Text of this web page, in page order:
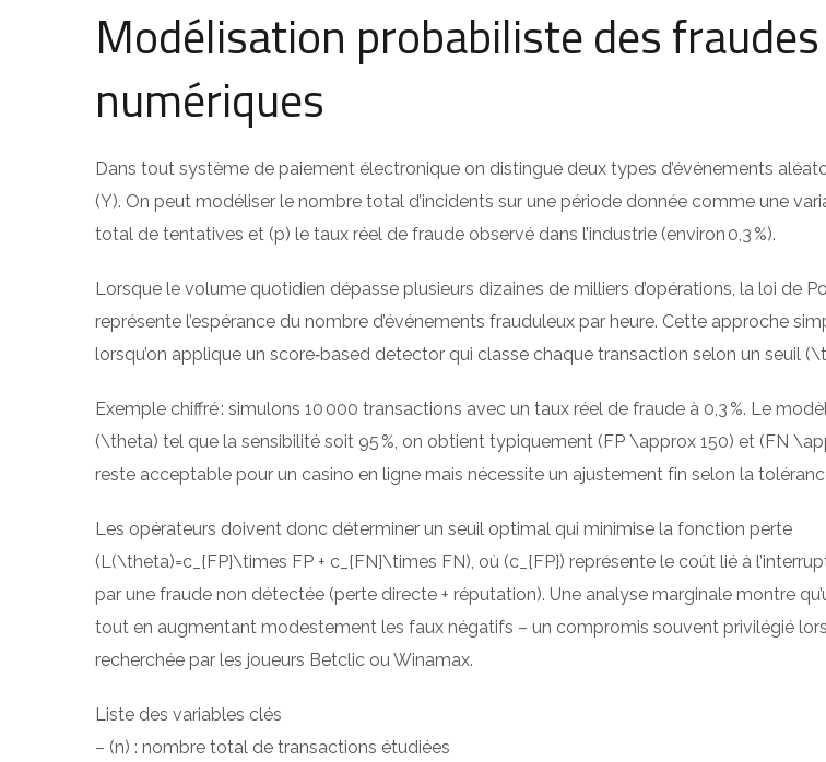
Modélisation probabiliste des
numériques
Dans tout système de paiement électronique on distingue deux types d’événements
(Y). On peut modéliser le nombre total d’incidents sur une période donnée comme une
total de tentatives et (p) le taux réel de fraude observé dans l’industrie (environ 0,3 %).
Lorsque le volume quotidien dépasse plusieurs dizaines de milliers d’opérations, la loi de
représente l’espérance du nombre d’événements frauduleux par heure. Cette approche
lorsqu’on applique un score‑based detector qui classe chaque transaction selon un seuil
Exemple chiffré : simulons 10 000 transactions avec un taux réel de fraude à 0,3 %. Le
(\theta) tel que la sensibilité soit 95 %, on obtient typiquement (FP \approx 150) et (FN
reste acceptable pour un casino en ligne mais nécessite un ajustement fin selon la
Les opérateurs doivent donc déterminer un seuil optimal qui minimise la fonction perte
(L(\theta)=c_{FP}\times FP + c_{FN}\times FN), où (c_{FP}) représente le coût lié à
par une fraude non détectée (perte directe + réputation). Une analyse marginale montre
tout en augmentant modestement les faux négatifs – un compromis souvent privilégié
recherchée par les joueurs Betclic ou Winamax.
Liste des variables clés
– (n) : nombre total de transactions étudiées